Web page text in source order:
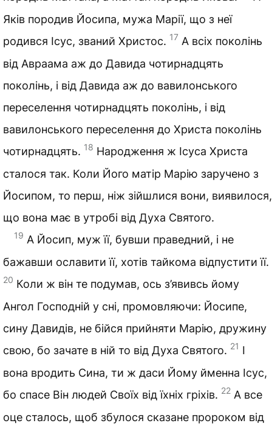
Яків породив Йосипа, мужа Марії, що з неї
родився Ісус, званий Христос. 17 А всіх поколінь
від Авраама аж до Давида чотирнадцять
поколінь, і від Давида аж до вавилонського
переселення чотирнадцять поколінь, і від
вавилонського переселення до Христа поколінь
чотирнадцять. 18 Народження ж Ісуса Христа
сталося так. Коли Його матір Марію заручено з
Йосипом, то перш, ніж зійшлися вони, виявилося,
що вона має в утробі від Духа Святого.
19 А Йосип, муж її, бувши праведний, і не
бажавши ославити її, хотів тайкома відпустити її.
20 Коли ж він те подумав, ось з’явивсь йому
Ангол Господній у сні, промовляючи: Йосипе,
сину Давидів, не бійся прийняти Марію, дружину
свою, бо зачате в ній то від Духа Святого. 21 І
вона вродить Сина, ти ж даси Йому йменна Ісус,
бо спасе Він людей Своїх від їхніх гріхів. 22 А все
оце сталось, щоб збулося сказане пророком від